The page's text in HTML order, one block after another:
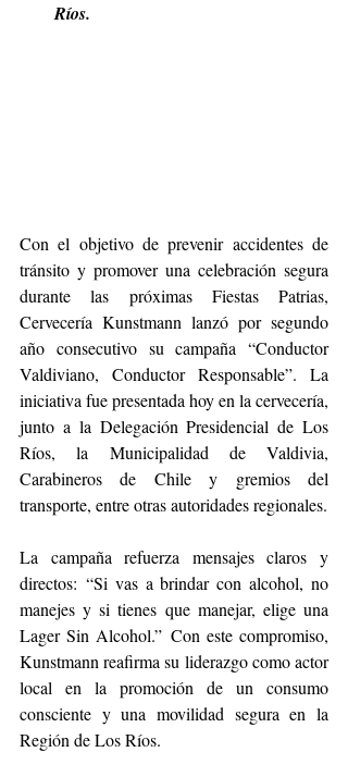
Ríos.
Con el objetivo de prevenir accidentes de
tránsito y promover una celebración segura
durante las próximas Fiestas Patrias,
Cervecería Kunstmann lanzó por segundo
año consecutivo su campaña “Conductor
Valdiviano, Conductor Responsable”. La
iniciativa fue presentada hoy en la cervecería,
junto a la Delegación Presidencial de Los
Ríos, la Municipalidad de Valdivia,
Carabineros de Chile y gremios del
transporte, entre otras autoridades regionales.
La campaña refuerza mensajes claros y
directos: “Si vas a brindar con alcohol, no
manejes y si tienes que manejar, elige una
Lager Sin Alcohol.” Con este compromiso,
Kunstmann reafirma su liderazgo como actor
local en la promoción de un consumo
consciente y una movilidad segura en la
Región de Los Ríos.